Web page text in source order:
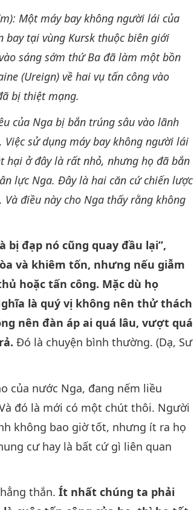
Một máy bay không người lái của
bay tại vùng Kursk thuộc biên giới
sáng sớm thứ Ba đã làm một bồn
(Ureign) về hai vụ tấn công vào
bị thiệt mạng.
của Nga bị bắn trúng sâu vào lãnh
sử dụng máy bay không người lái
hại ở đây là rất nhỏ, nhưng họ đã bắn
lực Nga. Đây là hai căn cứ chiến lược
điều này cho Nga thấy rằng không
bị đạp nó cũng quay đầu lại”,
và khiêm tốn, nhưng nếu giẫm
hoặc tấn công. Mặc dù họ
là quý vị không nên thử thách
nên đàn áp ai quá lâu, vượt quá
Đó là chuyện bình thường. (Dạ, Sư
của nước Nga, đang nếm liều
đó là mới có một chút thôi. Người
không bao giờ tốt, nhưng ít ra họ
cư hay là bất cứ gì liên quan
thắn.Ít nhất chúng ta phải